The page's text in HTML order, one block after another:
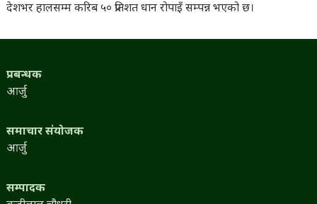
देशभर हालसम्म करिब ५० प्रतिशत धान रोपाइँ सम्पन्न भएको छ।
प्रबन्धक
आर्जु
समाचार संयोजक
आर्जु
सम्पादक